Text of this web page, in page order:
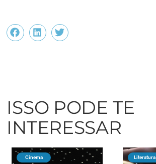
ISSO PODE TE
INTERESSAR
Cinema Literatura